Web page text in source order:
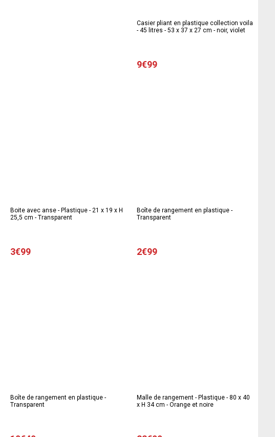
Casier pliant en plastique collection voila
- 45 litres - 53 x 37 x 27 cm - noir, violet
9€99
Boite avec anse - Plastique - 21 x 19 x H
25,5 cm - Transparent
3€99
Boîte de rangement en plastique -
Transparent
2€99
Boîte de rangement en plastique -
Transparent
Malle de rangement - Plastique - 80 x 40
x H 34 cm - Orange et noire